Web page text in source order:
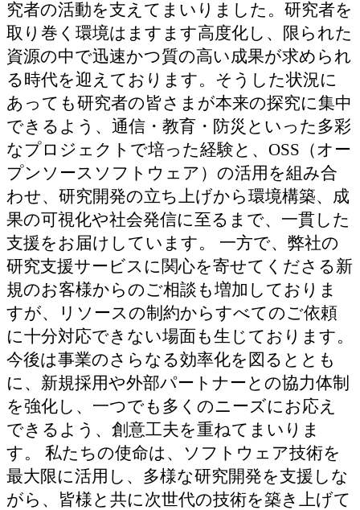
究者の活動を支えてまいりました。研究者を
取り巻く環境はますます高度化し、限られた
資源の中で迅速かつ質の高い成果が求められ
る時代を迎えております。そうした状況に
あっても研究者の皆さまが本来の探究に集中
できるよう、通信・教育・防災といった多彩
なプロジェクトで培った経験と、OSS（オー
プンソースソフトウェア）の活用を組み合
わせ、研究開発の立ち上げから環境構築、成
果の可視化や社会発信に至るまで、一貫した
支援をお届けしています。 一方で、弊社の
研究支援サービスに関心を寄せてくださる新
規のお客様からのご相談も増加しておりま
すが、リソースの制約からすべてのご依頼
に十分対応できない場面も生じております。
今後は事業のさらなる効率化を図るととも
に、新規採用や外部パートナーとの協力体制
を強化し、一つでも多くのニーズにお応え
できるよう、創意工夫を重ねてまいりま
す。 私たちの使命は、ソフトウェア技術を
最大限に活用し、多様な研究開発を支援しな
がら、皆様と共に次世代の技術を築き上げて